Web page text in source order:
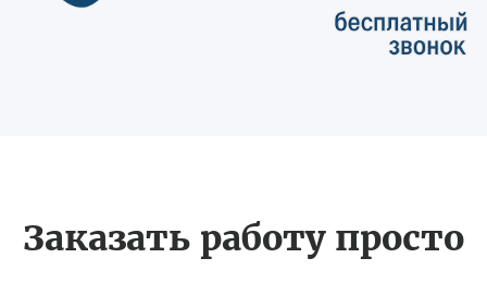
Заказать работу просто